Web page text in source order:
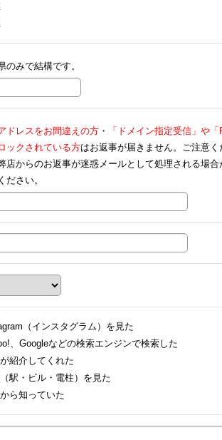
のみで結構です。
ドレスをお間違えの方 ・
「ドメイン指定受信」や
ックされている方はお返事が届きません。ご注意く
店からのお返事が迷惑メールとして処理される場
ださい。
（インスタグラム）を見た
、Googleなどの検索エンジンで検索した
紹介してくれた
駅・ビル・電柱）を見た
ら知っていた